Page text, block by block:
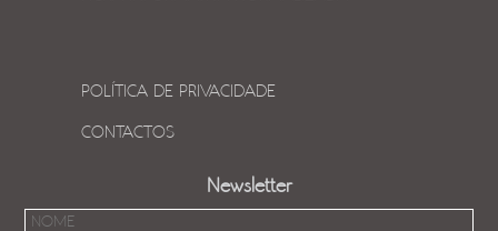
POLÍTICA DE PRIVACIDADE
CONTACTOS
Newsletter